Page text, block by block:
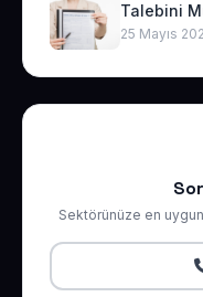
Talebini
25 Mayıs
Sektörünüze en